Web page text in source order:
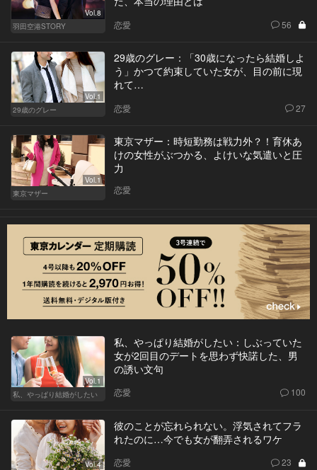
Vol.8
羽田空港STORY
恋愛 56
Vol.1
29歳のグレー
29歳のグレー：「30歳になったら結婚しよ
う」かつて約束していた女が、目の前に現
れて…
恋愛 27
Vol.1
東京マザー
東京マザー：時短勤務は戦力外？！育休あ
けの女性がぶつかる、よけいな気遣いと圧
力
恋愛
Vol.1
私、やっぱり結婚がしたい
私、やっぱり結婚がしたい：しぶっていた
女が2回目のデートを思わず快諾した、男
の誘い文句
恋愛 100
Vol.4
彼のことが忘れられない。浮気されてフラ
れたのに…今でも女が翻弄されるワケ
恋愛 23